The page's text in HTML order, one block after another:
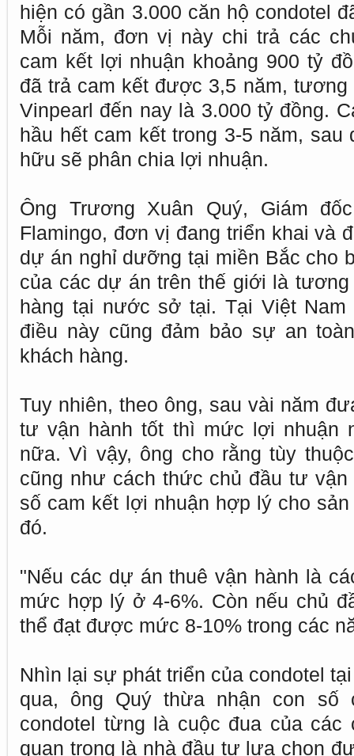
hiện có gần 3.000 căn hộ condotel
Mỗi năm, đơn vị này chi trả các
cam kết lợi nhuận khoảng 900 tỷ
đã trả cam kết được 3,5 năm,
Vinpearl đến nay là 3.000 tỷ đồng.
hầu hết cam kết trong 3-5 năm,
hữu sẽ phân chia lợi nhuận.
Ông Trương Xuân Quý, Giám
Flamingo, đơn vị đang triển khai và
dự án nghỉ dưỡng tại miền Bắc cho
của các dự án trên thế giới là
hàng tại nước sở tại. Tại Việt
điều này cũng đảm bảo sự an
khách hàng.
Tuy nhiên, theo ông, sau vài năm
tư vận hành tốt thì mức lợi nhuận
nữa. Vì vậy, ông cho rằng tùy
cũng như cách thức chủ đầu tư
số cam kết lợi nhuận hợp lý cho
đó.
"Nếu các dự án thuê vận hành là
mức hợp lý ở 4-6%. Còn nếu chủ
thể đạt được mức 8-10% trong các
Nhìn lại sự phát triển của condotel
qua, ông Quý thừa nhận con số
condotel từng là cuộc đua của
quan trọng là nhà đầu tư lựa chọn